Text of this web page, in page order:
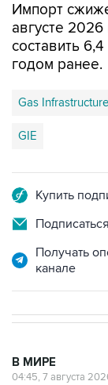
Импорт
августе
составить
годом ранее.
Gas
GIE
Купить
Получать
канале
В МИРЕ
04:45, 7 августа